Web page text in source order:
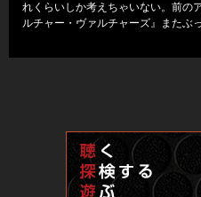
れくらいしか考えちゃいない。前の
ルチャー・ヴァルチャーズ』またぶ